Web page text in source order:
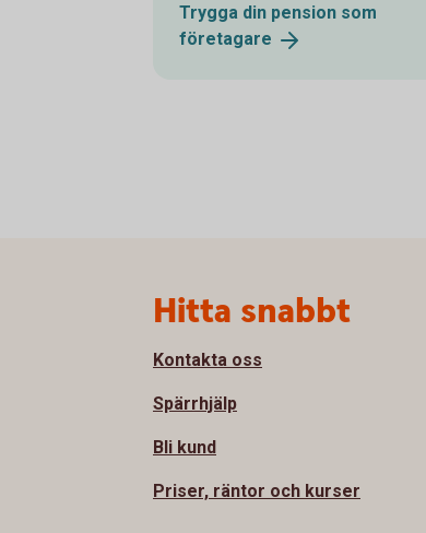
Trygga din pension som
företagare
Hitta snabbt
Kontakta oss
Spärrhjälp
Bli kund
Priser, räntor och kurser